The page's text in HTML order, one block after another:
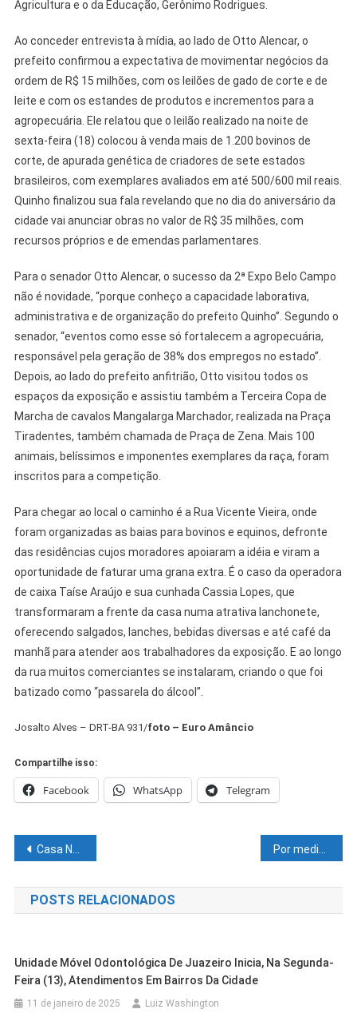
Agricultura e o da Educação, Gerônimo Rodrigues.
Ao conceder entrevista à mídia, ao lado de Otto Alencar, o
prefeito confirmou a expectativa de movimentar negócios da
ordem de R$ 15 milhões, com os leilões de gado de corte e de
leite e com os estandes de produtos e incrementos para a
agropecuária. Ele relatou que o leilão realizado na noite de
sexta-feira (18) colocou à venda mais de 1.200 bovinos de
corte, de apurada genética de criadores de sete estados
brasileiros, com exemplares avaliados em até 500/600 mil reais.
Quinho finalizou sua fala revelando que no dia do aniversário da
cidade vai anunciar obras no valor de R$ 35 milhões, com
recursos próprios e de emendas parlamentares.
Para o senador Otto Alencar, o sucesso da 2ª Expo Belo Campo
não é novidade, “porque conheço a capacidade laborativa,
administrativa e de organização do prefeito Quinho”. Segundo o
senador, “eventos como esse só fortalecem a agropecuária,
responsável pela geração de 38% dos empregos no estado”.
Depois, ao lado do prefeito anfitrião, Otto visitou todos os
espaços da exposição e assistiu também a Terceira Copa de
Marcha de cavalos Mangalarga Marchador, realizada na Praça
Tiradentes, também chamada de Praça de Zena. Mais 100
animais, belíssimos e imponentes exemplares da raça, foram
inscritos para a competição.
Para chegar ao local o caminho é a Rua Vicente Vieira, onde
foram organizadas as baias para bovinos e equinos, defronte
das residências cujos moradores apoiaram a idéia e viram a
oportunidade de faturar uma grana extra. É o caso da operadora
de caixa Taíse Araújo e sua cunhada Cassia Lopes, que
transformaram a frente da casa numa atrativa lanchonete,
oferecendo salgados, lanches, bebidas diversas e até café da
manhã para atender aos trabalhadores da exposição. E ao longo
da rua muitos comerciantes se instalaram, criando o que foi
batizado como “passarela do álcool”.
Josalto Alves – DRT-BA 931/foto – Euro Amâncio
Compartilhe isso:
Facebook WhatsApp Telegram
Navegação
de
Post
Casa Nova vai promover mutirão para qualificar produtores rurais junto ao PRONAF Por medidas restritivas, partida entre Brasil x Chile na Fonte Nova é cancelada
POSTS RELACIONADOS
Unidade Móvel Odontológica De Juazeiro Inicia, Na Segunda-
Feira (13), Atendimentos Em Bairros Da Cidade
11 de janeiro de 2025 Luiz Washington